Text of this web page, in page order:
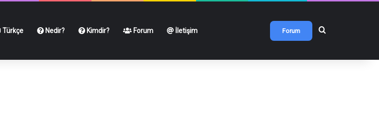
Türkçe Nedir? Kimdir? Forum İletişim Forum Arama yap ...